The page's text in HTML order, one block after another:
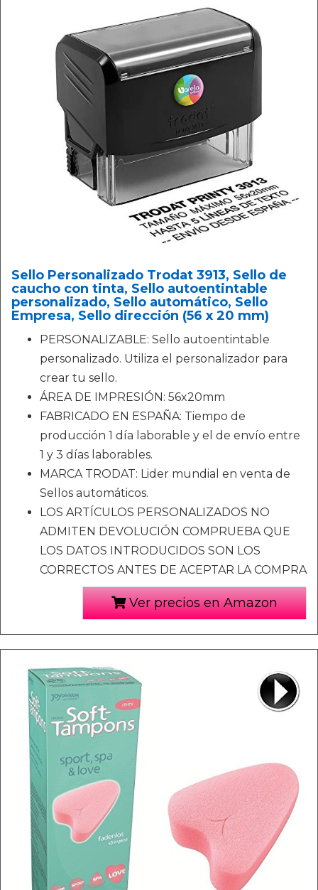
Sello Personalizado Trodat 3913, Sello de
caucho con tinta, Sello autoentintable
personalizado, Sello automático, Sello
Empresa, Sello dirección (56 x 20 mm)
PERSONALIZABLE: Sello autoentintable
personalizado. Utiliza el personalizador para
crear tu sello.
ÁREA DE IMPRESIÓN: 56x20mm
FABRICADO EN ESPAÑA: Tiempo de
producción 1 día laborable y el de envío entre
1 y 3 días laborables.
MARCA TRODAT: Lider mundial en venta de
Sellos automáticos.
LOS ARTÍCULOS PERSONALIZADOS NO
ADMITEN DEVOLUCIÓN COMPRUEBA QUE
LOS DATOS INTRODUCIDOS SON LOS
CORRECTOS ANTES DE ACEPTAR LA COMPRA
Ver precios en Amazon